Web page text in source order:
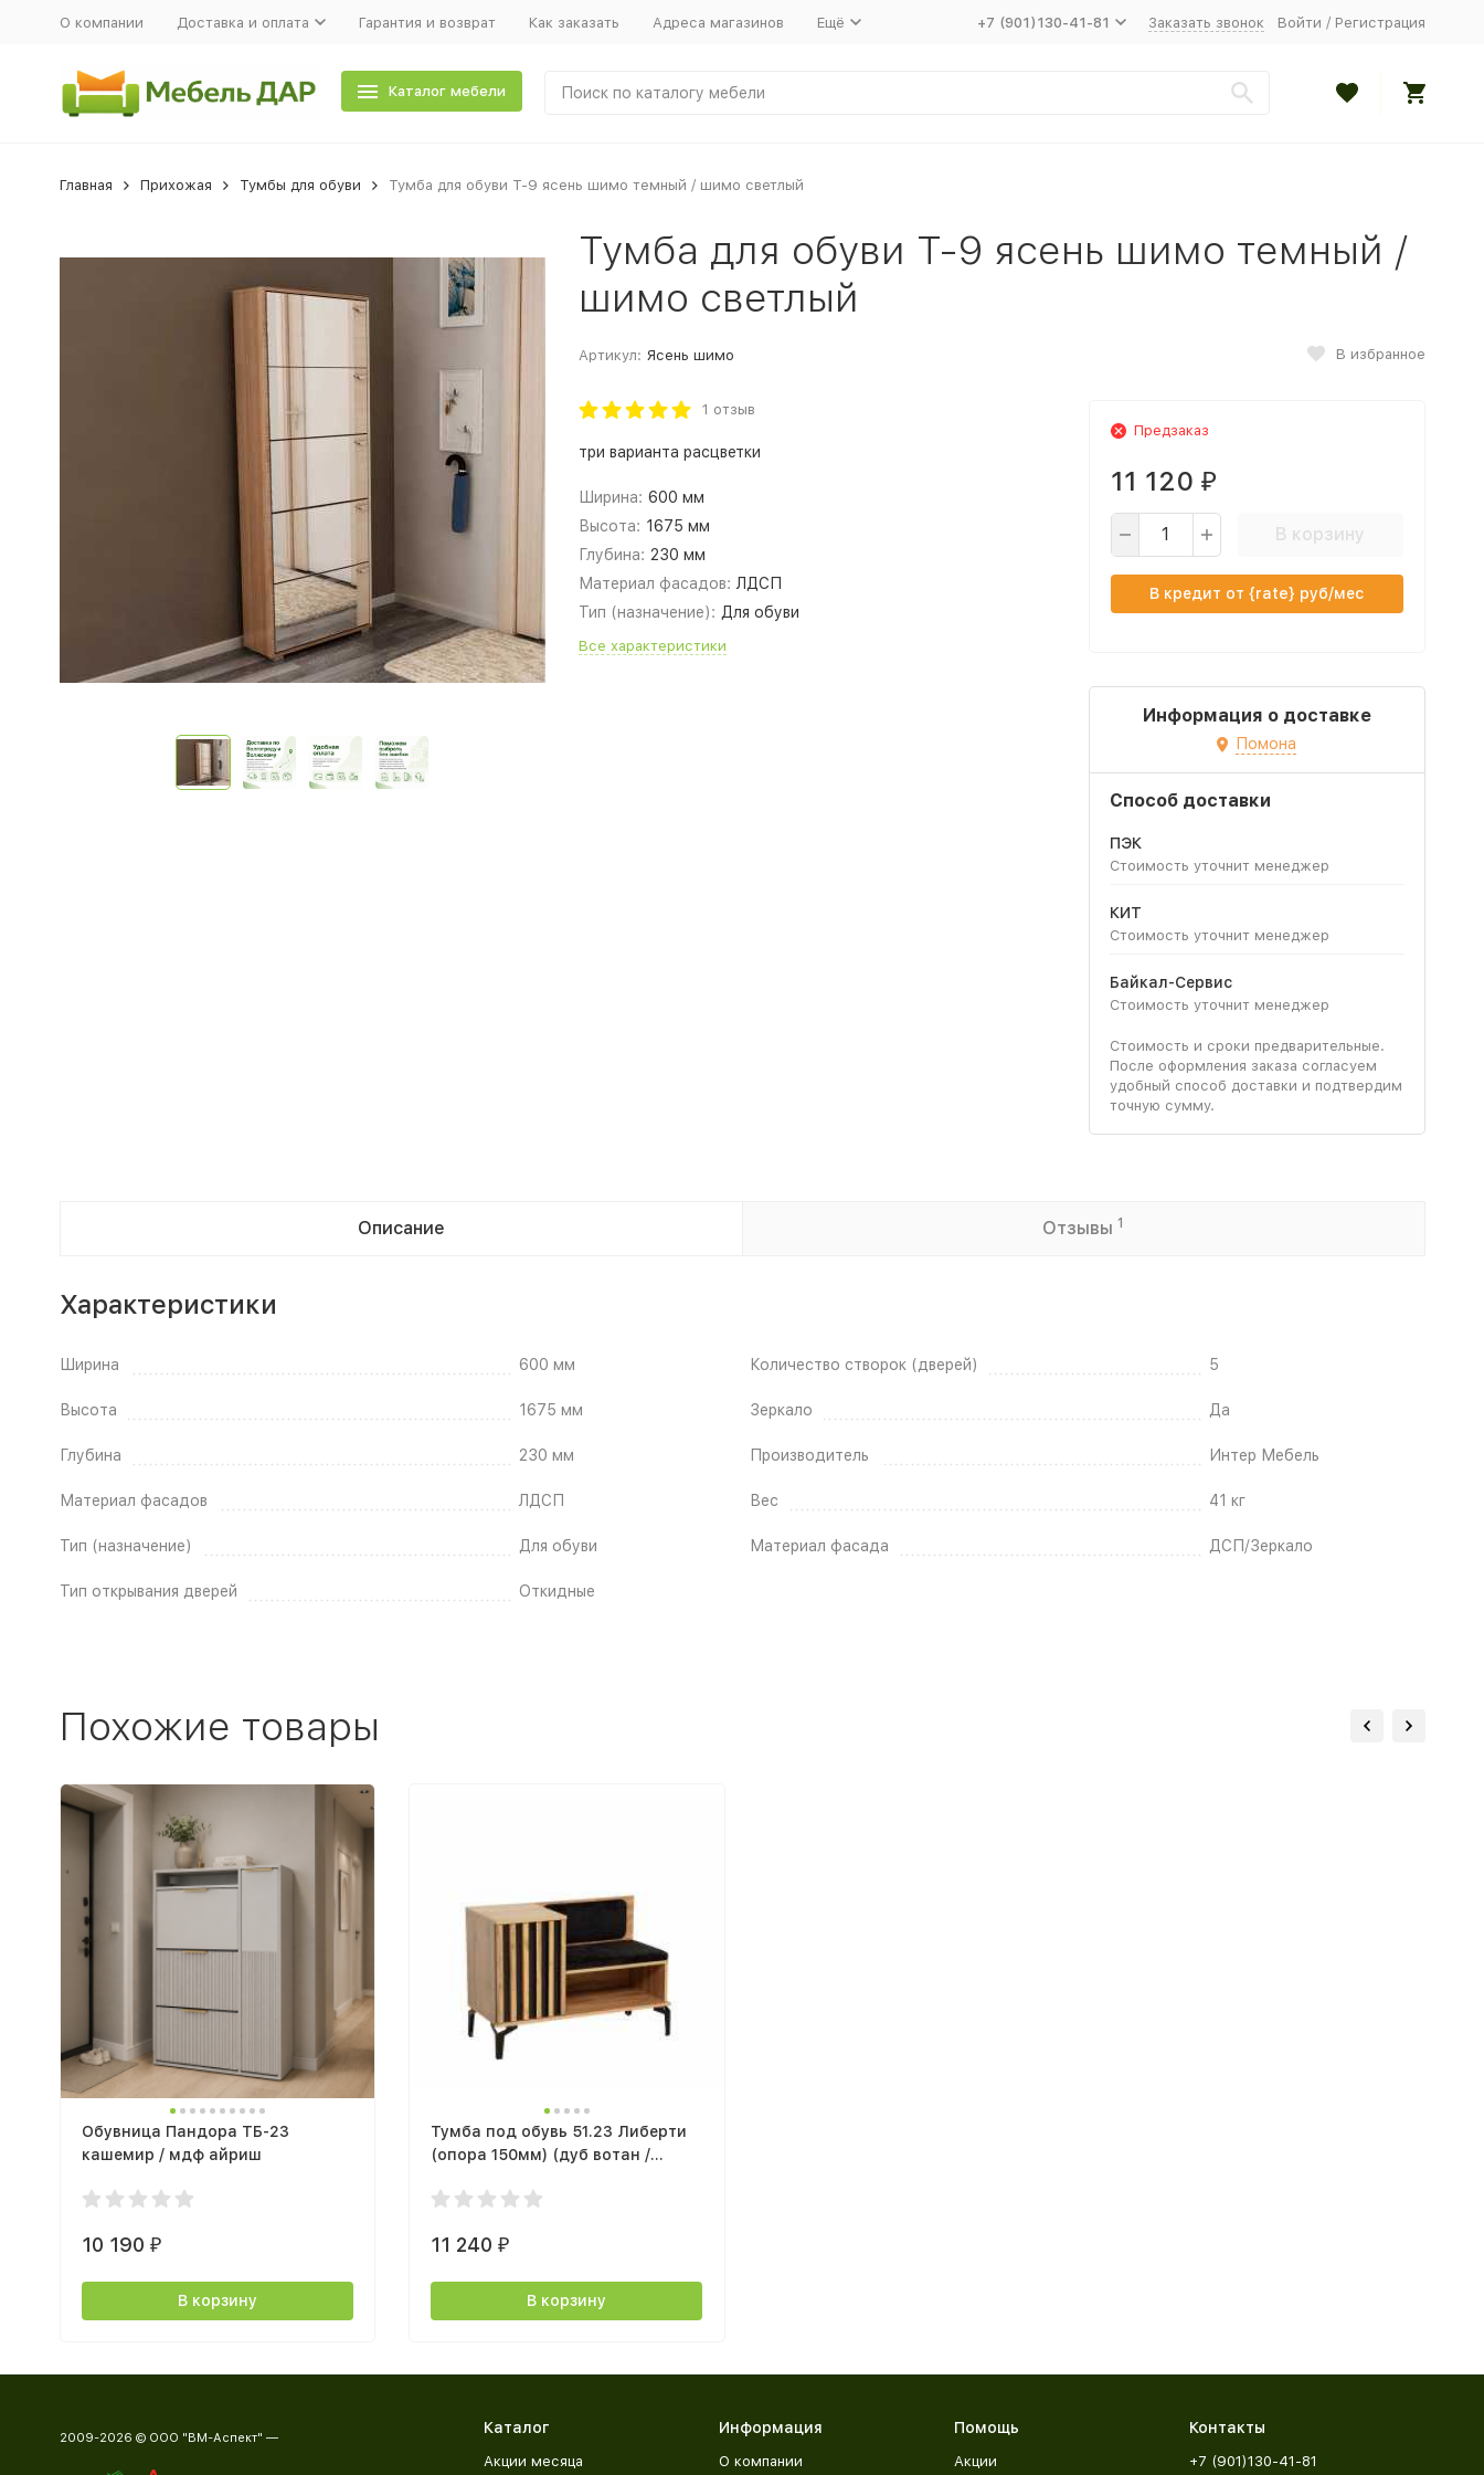
О компании Доставка и оплата Гарантия и возврат Как заказать Адреса магазинов Ещё +7 (901)130-41-81 Заказать звонок Войти / Регистрация
Каталог мебели
Главная Прихожая Тумбы для обуви Тумба для обуви Т-9 ясень шимо темный / шимо светлый
Тумба для обуви Т-9 ясень шимо темный /
шимо светлый
Артикул: Ясень шимо В избранное
1 отзыв
три варианта расцветки
Ширина: 600 мм
Высота: 1675 мм
Глубина: 230 мм
Материал фасадов: ЛДСП
Тип (назначение): Для обуви
Все характеристики
Предзаказ
11 120 ₽
В корзину
В кредит от {rate} руб/мес
Информация о доставке
Помона
Способ доставки
ПЭК
Стоимость уточнит менеджер
КИТ
Стоимость уточнит менеджер
Байкал-Сервис
Стоимость уточнит менеджер
Стоимость и сроки предварительные.
После оформления заказа согласуем
удобный способ доставки и подтвердим
точную сумму.
Описание Отзывы 1
Характеристики
Ширина 600 мм
Высота 1675 мм
Глубина 230 мм
Материал фасадов ЛДСП
Тип (назначение) Для обуви
Тип открывания дверей Откидные
Количество створок (дверей) 5
Зеркало Да
Производитель Интер Мебель
Вес 41 кг
Материал фасада ДСП/Зеркало
Похожие товары
Обувница Пандора ТБ-23
кашемир / мдф айриш
10 190 ₽
В корзину
Тумба под обувь 51.23 Либерти
(опора 150мм) (дуб вотан /
дуб вотан / ткань: велюр монако
11 240₽
В корзину
2009-2026 © ООО "ВМ-Аспект" —
Каталог
Акции месяца
Информация
О компании
Помощь
Акции
Контакты
+7 (901)130-41-81